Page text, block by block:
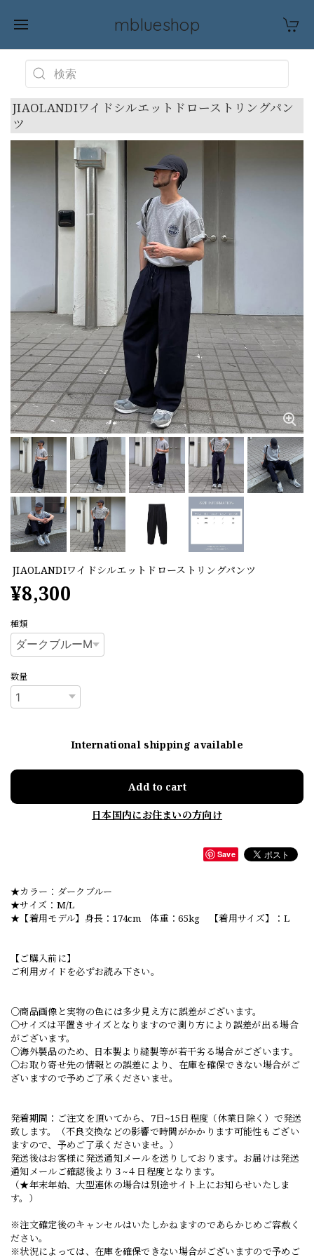
mblueshop
JIAOLANDIワイドシルエットドローストリングパン
ツ
JIAOLANDIワイドシルエットドローストリングパンツ
¥8,300
種類
数量
International shipping available
Add to cart
日本国内にお住まいの方向け
Save
★カラー：ダークブルー
★サイズ：M/L
★【着用モデル】身長：174cm 体重：65kg 【着用サイズ】：L
【ご購入前に】
ご利用ガイドを必ずお読み下さい。
○商品画像と実物の色には多少見え方に誤差がございます。
○サイズは平置きサイズとなりますので測り方により誤差が出る場合
がございます。
○海外製品のため、日本製より縫製等が若干劣る場合がございます。
○お取り寄せ先の情報との誤差により、在庫を確保できない場合がご
ざいますので予めご了承くださいませ。
発着期間：ご注文を頂いてから、7日~15日程度（休業日除く）で発送
致します。（不良交換などの影響で時間がかかります可能性もござい
ますので、予めご了承くださいませ。）
発送後はお客様に発送通知メールを送りしております。お届けは発送
通知メールご確認後より３~４日程度となります。
（★年末年始、大型連休の場合は別途サイト上にお知らせいたしま
す。）
※注文確定後のキャンセルはいたしかねますのであらかじめご容赦く
ださい。
※状況によっては、在庫を確保できない場合がございますので予めご